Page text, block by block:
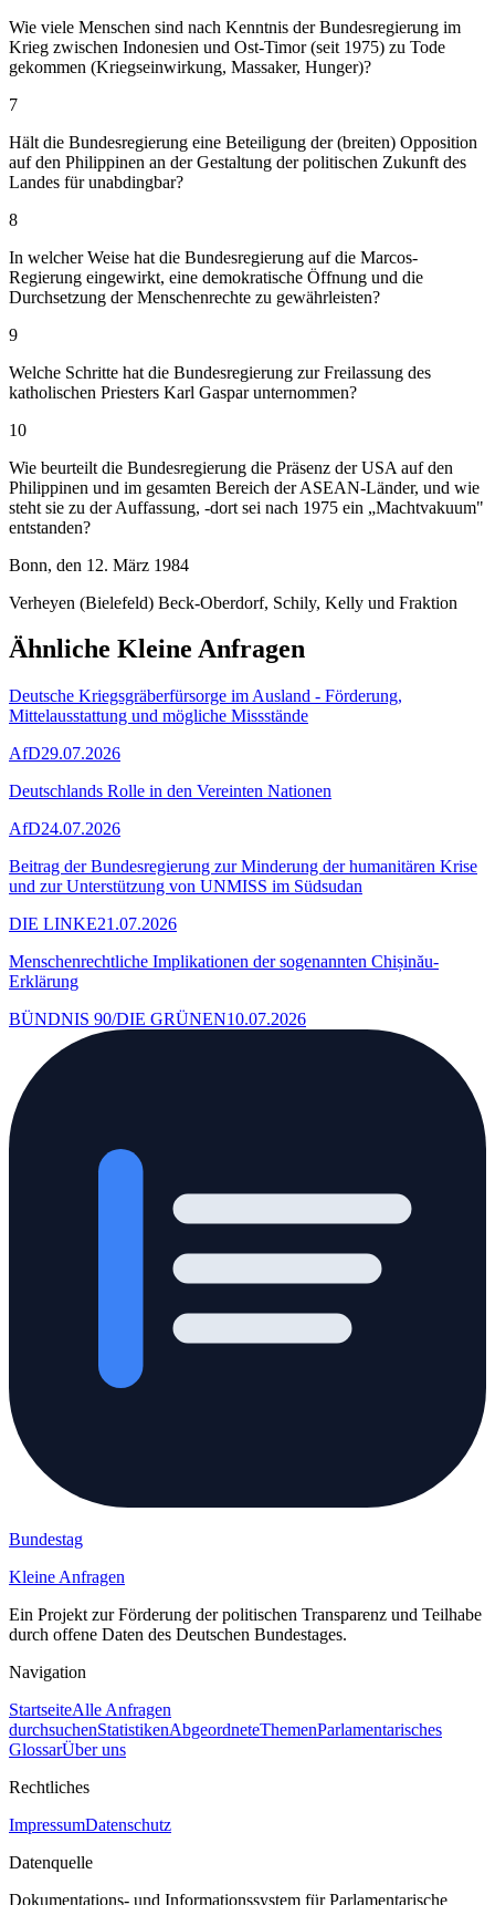
Wie viele Menschen sind nach Kenntnis der Bundesregierung im
Krieg zwischen Indonesien und Ost-Timor (seit 1975) zu Tode
gekommen (Kriegseinwirkung, Massaker, Hunger)?
7
Hält die Bundesregierung eine Beteiligung der (breiten) Opposition
auf den Philippinen an der Gestaltung der politischen Zukunft des
Landes für unabdingbar?
8
In welcher Weise hat die Bundesregierung auf die Marcos-
Regierung eingewirkt, eine demokratische Öffnung und die
Durchsetzung der Menschenrechte zu gewährleisten?
9
Welche Schritte hat die Bundesregierung zur Freilassung des
katholischen Priesters Karl Gaspar unternommen?
10
Wie beurteilt die Bundesregierung die Präsenz der USA auf den
Philippinen und im gesamten Bereich der ASEAN-Länder, und wie
steht sie zu der Auffassung, -dort sei nach 1975 ein „Machtvakuum"
entstanden?
Bonn, den 12. März 1984
Verheyen (Bielefeld) Beck-Oberdorf, Schily, Kelly und Fraktion
Ähnliche Kleine Anfragen
Deutsche Kriegsgräberfürsorge im Ausland - Förderung,
Mittelausstattung und mögliche Missstände
AfD29.07.2026
Deutschlands Rolle in den Vereinten Nationen
AfD24.07.2026
Beitrag der Bundesregierung zur Minderung der humanitären Krise
und zur Unterstützung von UNMISS im Südsudan
DIE LINKE21.07.2026
Menschenrechtliche Implikationen der sogenannten Chișinău-
Erklärung
BÜNDNIS 90/DIE GRÜNEN10.07.2026
Bundestag
Kleine Anfragen
Ein Projekt zur Förderung der politischen Transparenz und Teilhabe
durch offene Daten des Deutschen Bundestages.
Navigation
StartseiteAlle Anfragen
durchsuchenStatistikenAbgeordneteThemenParlamentarisches
GlossarÜber uns
Rechtliches
ImpressumDatenschutz
Datenquelle
Dokumentations- und Informationssystem für Parlamentarische